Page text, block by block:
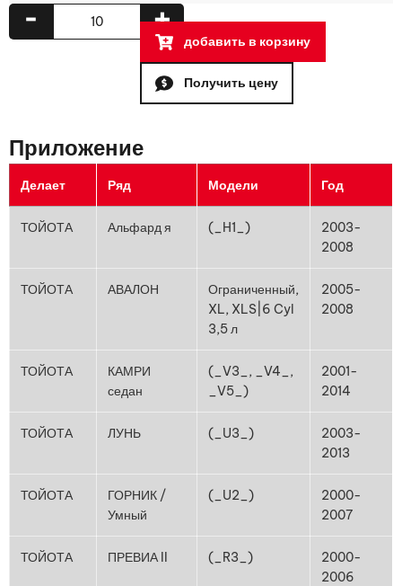
+
-
добавить в корзину
Получить цену
Приложение
Делает Ряд Модели Год
ТОЙОТА Альфард я (_H1_)
2003-
2008
ТОЙОТА АВАЛОН
Ограниченный,
XL, XLS|6 Cyl
3,5 л
2005-
2008
ТОЙОТА
КАМРИ
седан
(_V3_, _V4_,
_V5_)
2001-
2014
ТОЙОТА ЛУНЬ (_U3_)
2003-
2013
ТОЙОТА
ГОРНИК /
Умный
(_U2_)
2000-
2007
ТОЙОТА ПРЕВИА II (_R3_)
2000-
2006